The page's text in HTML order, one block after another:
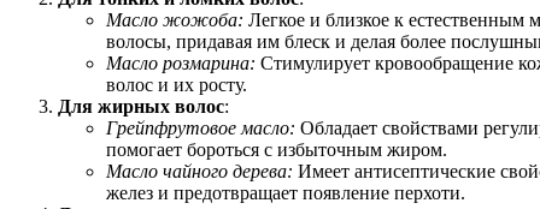
Масло жожоба: Легкое и близкое к естественным
волосы, придавая им блеск и делая более
Масло розмарина: Стимулирует кровообращение
волос и их росту.
Для жирных волос:
Грейпфрутовое масло: Обладает свойствами
помогает бороться с избыточным жиром.
Масло чайного дерева: Имеет антисептические
желез и предотвращает появление перхоти.